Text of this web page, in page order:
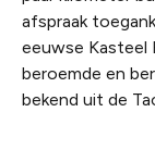
afspraak
eeuwse Kasteel
beroemde en
bekend uit de